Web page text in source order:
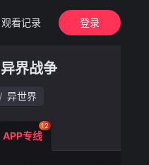
观看记录
第04集
登录
界战争
/ 异世界
APP专线
12